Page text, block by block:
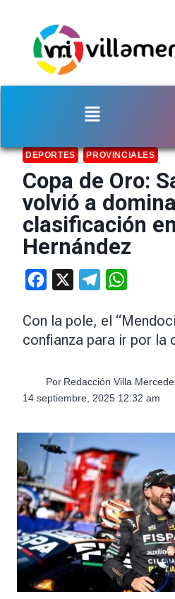
DEPORTES PROVINCIALES
Copa de Oro:
volvió a
clasificación
Hernández
Facebook Telegram
Con la pole, el
confianza para ir por la
Por Redacción Villa
14 septiembre, 2025 12:32 am